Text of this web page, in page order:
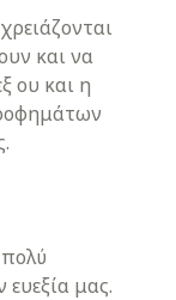
και να
ου και η
ευεξία μας.